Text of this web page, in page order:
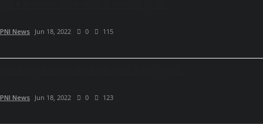
PNI News Jun 18, 2022 0 115
PNI News Jun 18, 2022 0 123